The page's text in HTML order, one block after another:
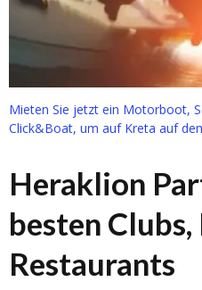
Mieten Sie jetzt ein Motorboot,
Click&Boat, um auf Kreta auf
Heraklion
besten Clubs,
Restaurants